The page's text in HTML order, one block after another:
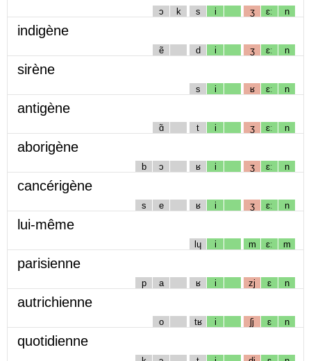
ɔ k s i ʒ ɛː n
indigène
ẽ d i ʒ ɛː n
sirène
s i ʁ ɛː n
antigène
ɑ̃ t i ʒ ɛː n
aborigène
b ɔ ʁ i ʒ ɛː n
cancérigène
s e ʁ i ʒ ɛː n
lui-même
lɥ i m ɛː m
parisienne
p a ʁ i zj ɛ n
autrichienne
o tʁ i ʃj ɛ n
quotidienne